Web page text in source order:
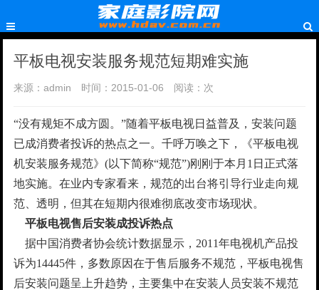
平板电视安装服务规范短期难实施
来源：admin 时间：2015-01-06 阅读： 次
“没有规矩不成方圆。”随着平板电视日益普及，安装问题
已成消费者投诉的热点之一。千呼万唤之下，《平板电视
机安装服务规范》(以下简称“规范”)刚刚于本月1日正式落
地实施。在业内专家看来，规范的出台将引导行业走向规
范、透明，但其在短期内很难彻底改变市场现状。
平板电视售后安装成投诉热点
据中国消费者协会统计数据显示，2011年电视机产品投
诉为14445件，多数原因在于售后服务不规范，平板电视售
后安装问题呈上升趋势，主要集中在安装人员安装不规范